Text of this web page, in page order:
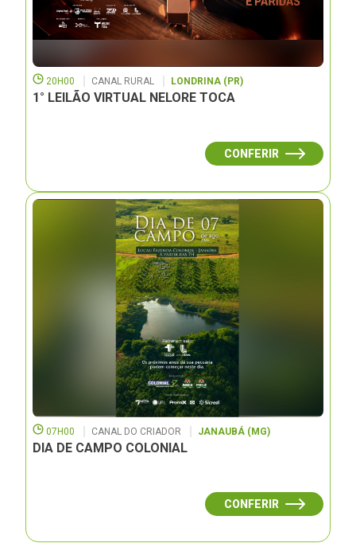
20H00 CANAL RURAL LONDRINA (PR)
1° LEILÃO VIRTUAL NELORE TOCA
CONFERIR
07H00 CANAL DO CRIADOR JANAUBÁ (MG)
DIA DE CAMPO COLONIAL
CONFERIR